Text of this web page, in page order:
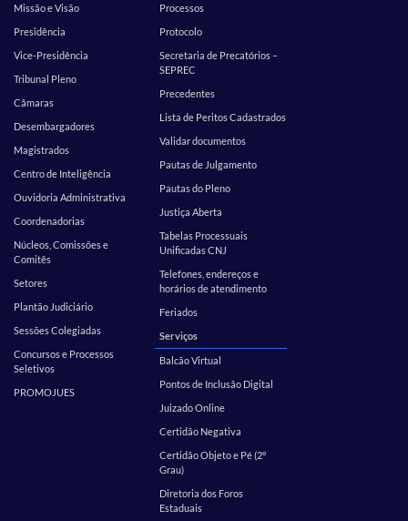
Missão e Visão
Presidência
Vice-Presidência
Tribunal Pleno
Câmaras
Desembargadores
Magistrados
Centro de Inteligência
Ouvidoria Administrativa
Coordenadorias
Núcleos, Comissões e
Comitês
Setores
Plantão Judiciário
Sessões Colegiadas
Concursos e Processos
Seletivos
PROMOJUES
Processos
Protocolo
Secretaria de Precatórios –
SEPREC
Precedentes
Lista de Peritos Cadastrados
Validar documentos
Pautas de Julgamento
Pautas do Pleno
Justiça Aberta
Tabelas Processuais
Unificadas CNJ
Telefones, endereços e
horários de atendimento
Feriados
Serviços
Balcão Virtual
Pontos de Inclusão Digital
Juizado Online
Certidão Negativa
Certidão Objeto e Pé (2º
Grau)
Diretoria dos Foros
Estaduais